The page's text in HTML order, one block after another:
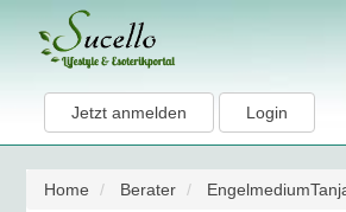
Jetzt anmelden Login
Home Berater